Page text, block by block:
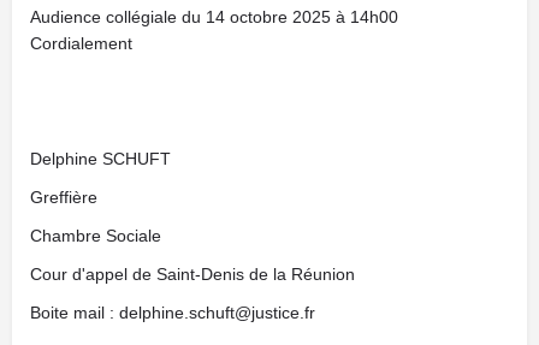
Audience collégiale du 14 octobre 2025 à 14h00
Cordialement
Delphine SCHUFT
Greffière
Chambre Sociale
Cour d'appel de Saint-Denis de la Réunion
Boite mail : delphine.schuft@justice.fr